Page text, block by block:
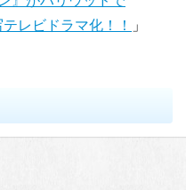
レビドラマ化！！
」